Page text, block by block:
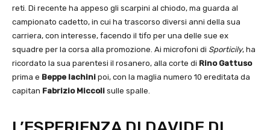
reti. Di recente ha appeso gli scarpini al chiodo, ma guarda al
campionato cadetto, in cui ha trascorso diversi anni della sua
carriera, con interesse, facendo il tifo per una delle sue ex
squadre per la corsa alla promozione. Ai microfoni di Sporticily, ha
ricordato la sua parentesi il rosanero, alla corte di Rino Gattuso
prima e Beppe Iachini poi, con la maglia numero 10 ereditata da
capitan Fabrizio Miccoli sulle spalle.